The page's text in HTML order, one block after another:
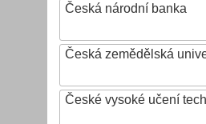
Česká národní banka
Česká zemědělská
České vysoké učení